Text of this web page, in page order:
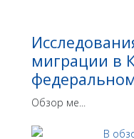
миграции в
Обзор ме...